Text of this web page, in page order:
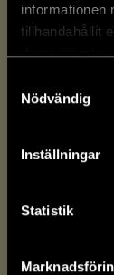
informationen
tillhandahållit
deras tjänster.
Nödvändig
Inställningar
Statistik